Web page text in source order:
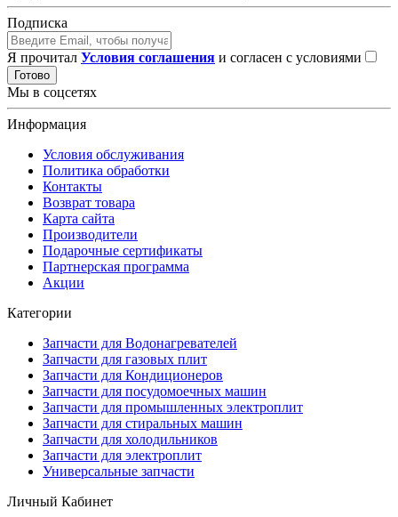
Подписка
Я прочитал Условия соглашения и согласен с условиями
Готово
Мы в соцсетях
Информация
Условия обслуживания
Политика обработки
Контакты
Возврат товара
Карта сайта
Производители
Подарочные сертификаты
Партнерская программа
Акции
Категории
Запчасти для Водонагревателей
Запчасти для газовых плит
Запчасти для Кондиционеров
Запчасти для посудомоечных машин
Запчасти для промышленных электроплит
Запчасти для стиральных машин
Запчасти для холодильников
Запчасти для электроплит
Универсальные запчасти
Личный Кабинет